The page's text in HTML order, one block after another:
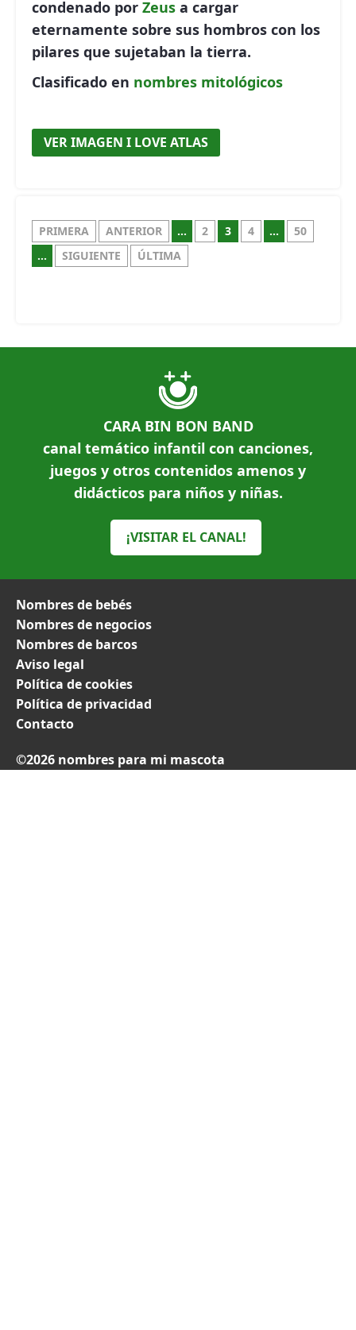
condenado por Zeus a cargar
eternamente sobre sus hombros con los
pilares que sujetaban la tierra.
Clasificado en nombres mitológicos
VER IMAGEN I LOVE ATLAS
PRIMERA ANTERIOR ... 2 3 4 ...
50
...
SIGUIENTE ÚLTIMA
CARA BIN BON BAND
canal temático infantil con canciones,
juegos y otros contenidos amenos y
didácticos para niños y niñas.
¡VISITAR EL CANAL!
Nombres de bebés
Nombres de negocios
Nombres de barcos
Aviso legal
Política de cookies
Política de privacidad
Contacto
©2026 nombres para mi mascota